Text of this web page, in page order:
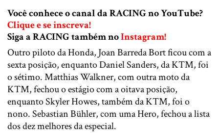
Você conhece o canal da RACING no YouTube?
Clique e se inscreva!
Siga a RACING também noInstagram!
Outro piloto da Honda, Joan Barreda Bort ficou com a
sexta posição, enquanto Daniel Sanders, da KTM, foi
o sétimo. Matthias Walkner, com outra moto da
KTM, fechou o estágio com a oitava posição,
enquanto Skyler Howes, também da KTM, foi o
nono. Sebastian Bühler, com uma Hero, fechou a lista
dos dez melhores da especial.